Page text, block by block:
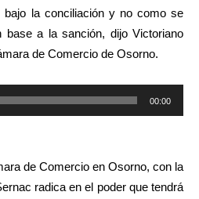
bajo la conciliación y no como se
base a la sanción, dijo Victoriano
de Comercio de Osorno.
00:00
de Comercio en Osorno, con la
radica en el poder que tendrá